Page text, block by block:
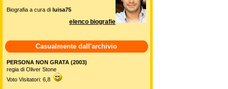
Biografia a cura di luisa75
elenco biografie
Casualmente dall'archivio
PERSONA NON GRATA (2003)
regia di Oliver Stone
Voto Visitatori: 6,8